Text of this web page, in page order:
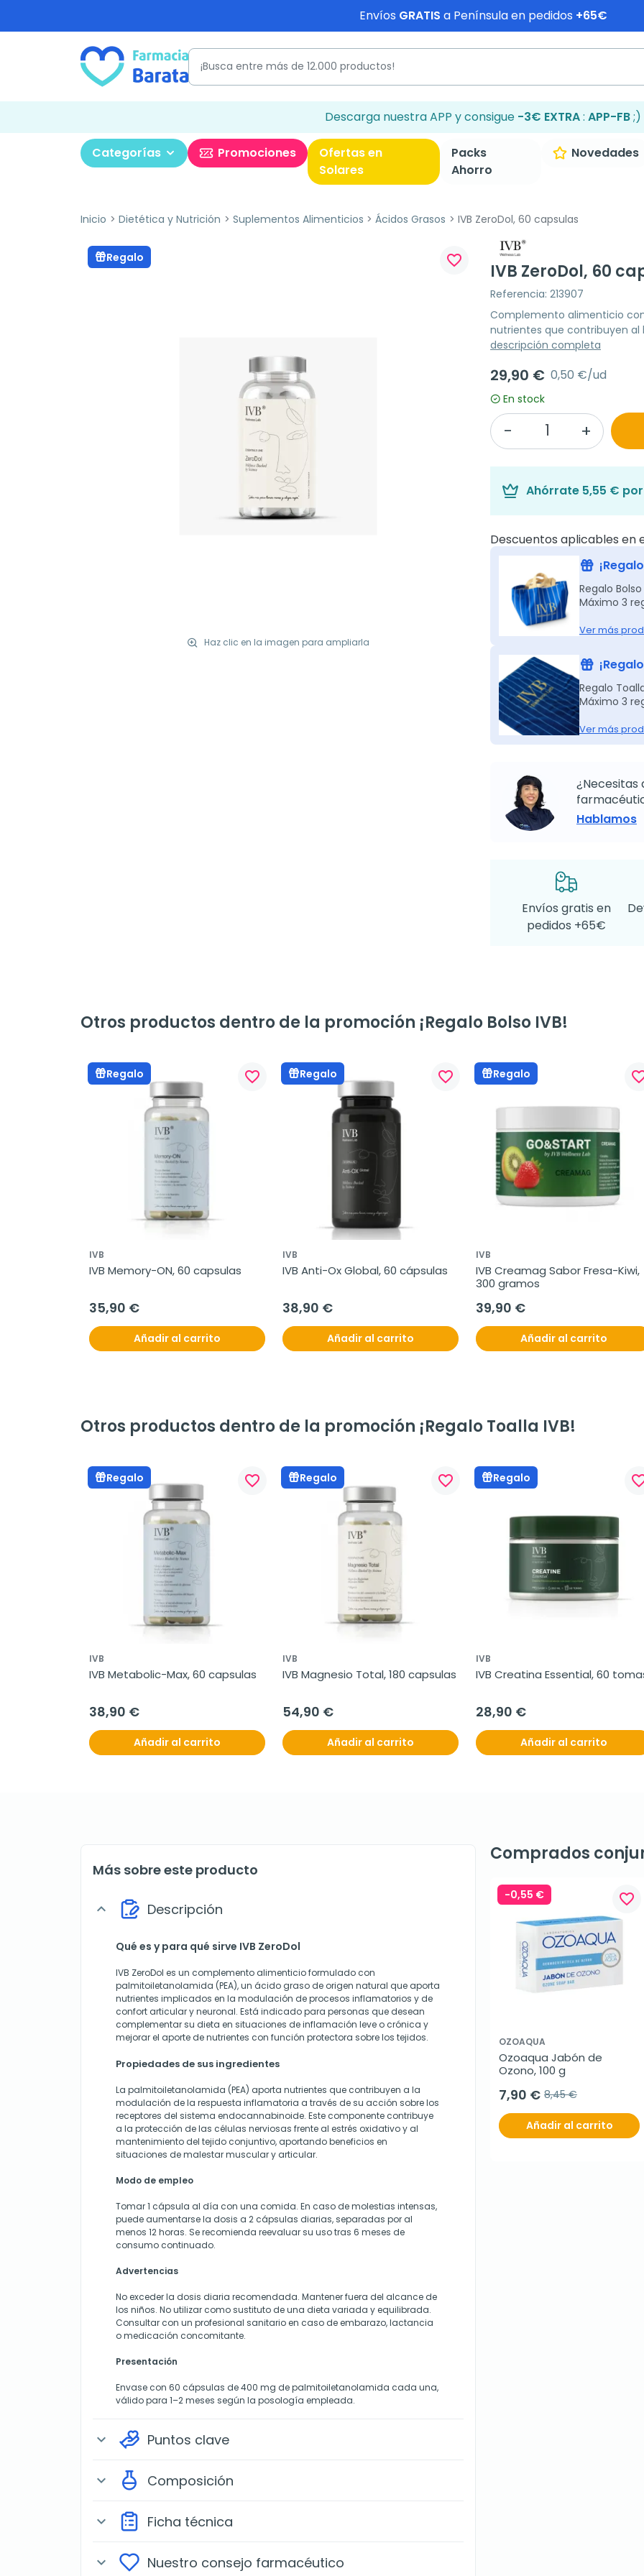
Envíos GRATIS a Península en pedidos +65€
Descarga nuestra APP y consigue -3€ EXTRA: APP-FB;)
Categorías Promociones
Ofertas en
Solares
Packs
Ahorro
Novedades
Inicio Dietética y Nutrición Suplementos Alimenticios Ácidos Grasos IVB ZeroDol, 60 capsulas
Regalo
Haz clic en la imagen para ampliarla
favorite_border
IVB ZeroDol, 60
Referencia: 213907
Complemento alimenticio
nutrientes que contribuyen
descripción completa
29,90 € 0,50 €/ud
En stock
Ahórrate 5,55 €
Descuentos aplicables en
Regalo
Máximo 3
Ver más
Regalo
Máximo 3
Ver más
¿Necesitas
Hablamos
Envíos gratis en
pedidos +65€
Otros productos dentro de la promoción ¡Regalo Bolso IVB!
Regalo favorite_border
IVB
IVB Memory-ON, 60 capsulas
35,90 €
Añadir al carrito
Regalo favorite_border
IVB
IVB Anti-Ox Global, 60 cápsulas
38,90 €
Añadir al carrito
Regalo
IVB
IVB Creamag Sabor Fresa-Kiwi,
300 gramos
39,90 €
Añadir al carrito
Otros productos dentro de la promoción ¡Regalo Toalla IVB!
Regalo favorite_border
IVB
IVB Metabolic-Max, 60 capsulas
38,90 €
Añadir al carrito
Regalo favorite_border
IVB
IVB Magnesio Total, 180 capsulas
54,90 €
Añadir al carrito
Regalo
IVB
IVB Creatina Essential, 60
28,90 €
Añadir al carrito
Más sobre este producto
expand_more Descripción
Qué es y para qué sirve IVB ZeroDol
IVB ZeroDol es un complemento alimenticio formulado con
palmitoiletanolamida (PEA), un ácido graso de origen natural que aporta
nutrientes implicados en la modulación de procesos inflamatorios y de
confort articular y neuronal. Está indicado para personas que desean
complementar su dieta en situaciones de inflamación leve o crónica y
mejorar el aporte de nutrientes con función protectora sobre los tejidos.
Propiedades de sus ingredientes
La palmitoiletanolamida (PEA) aporta nutrientes que contribuyen a la
modulación de la respuesta inflamatoria a través de su acción sobre los
receptores del sistema endocannabinoide. Este componente contribuye
a la protección de las células nerviosas frente al estrés oxidativo y al
mantenimiento del tejido conjuntivo, aportando beneficios en
situaciones de malestar muscular y articular.
Modo de empleo
Tomar 1 cápsula al día con una comida. En caso de molestias intensas,
puede aumentarse la dosis a 2 cápsulas diarias, separadas por al
menos 12 horas. Se recomienda reevaluar su uso tras 6 meses de
consumo continuado.
Advertencias
No exceder la dosis diaria recomendada. Mantener fuera del alcance de
los niños. No utilizar como sustituto de una dieta variada y equilibrada.
Consultar con un profesional sanitario en caso de embarazo, lactancia
o medicación concomitante.
Presentación
Envase con 60 cápsulas de 400 mg de palmitoiletanolamida cada una,
válido para 1–2 meses según la posología empleada.
expand_more Puntos clave
expand_more Composición
expand_more Ficha técnica
expand_more Nuestro consejo farmacéutico
Comprados
-0,55 € favorite_border
OZOAQUA
Ozoaqua Jabón de
Ozono, 100 g
7,90 € 8,45 €
Añadir al carrito